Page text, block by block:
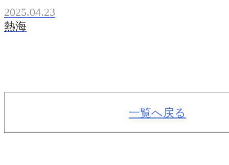
2025.04.23
熱海
一覧へ戻る